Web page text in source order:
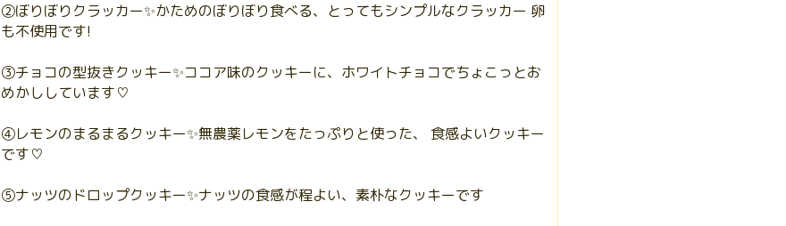
②ぼりぼりクラッカー✨かためのぼりぼり食べる、とってもシンプルなクラッカー 卵
も不使用です!
③チョコの型抜きクッキー✨ココア味のクッキーに、ホワイトチョコでちょこっとお
めかししています♡
④レモンのまるまるクッキー✨無農薬レモンをたっぷりと使った、 食感よいクッキー
です♡
⑤ナッツのドロップクッキー✨ナッツの食感が程よい、素朴なクッキーです